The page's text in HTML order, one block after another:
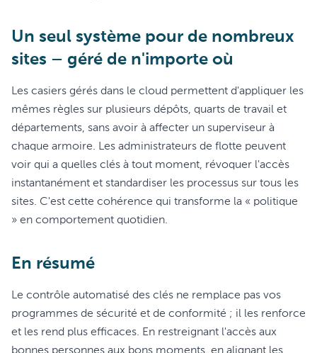
Un seul système pour de nombreux
sites – géré de n'importe où
Les casiers gérés dans le cloud permettent d'appliquer les
mêmes règles sur plusieurs dépôts, quarts de travail et
départements, sans avoir à affecter un superviseur à
chaque armoire. Les administrateurs de flotte peuvent
voir qui a quelles clés à tout moment, révoquer l'accès
instantanément et standardiser les processus sur tous les
sites. C'est cette cohérence qui transforme la « politique
» en comportement quotidien.
En résumé
Le contrôle automatisé des clés ne remplace pas vos
programmes de sécurité et de conformité ; il les renforce
et les rend plus efficaces. En restreignant l'accès aux